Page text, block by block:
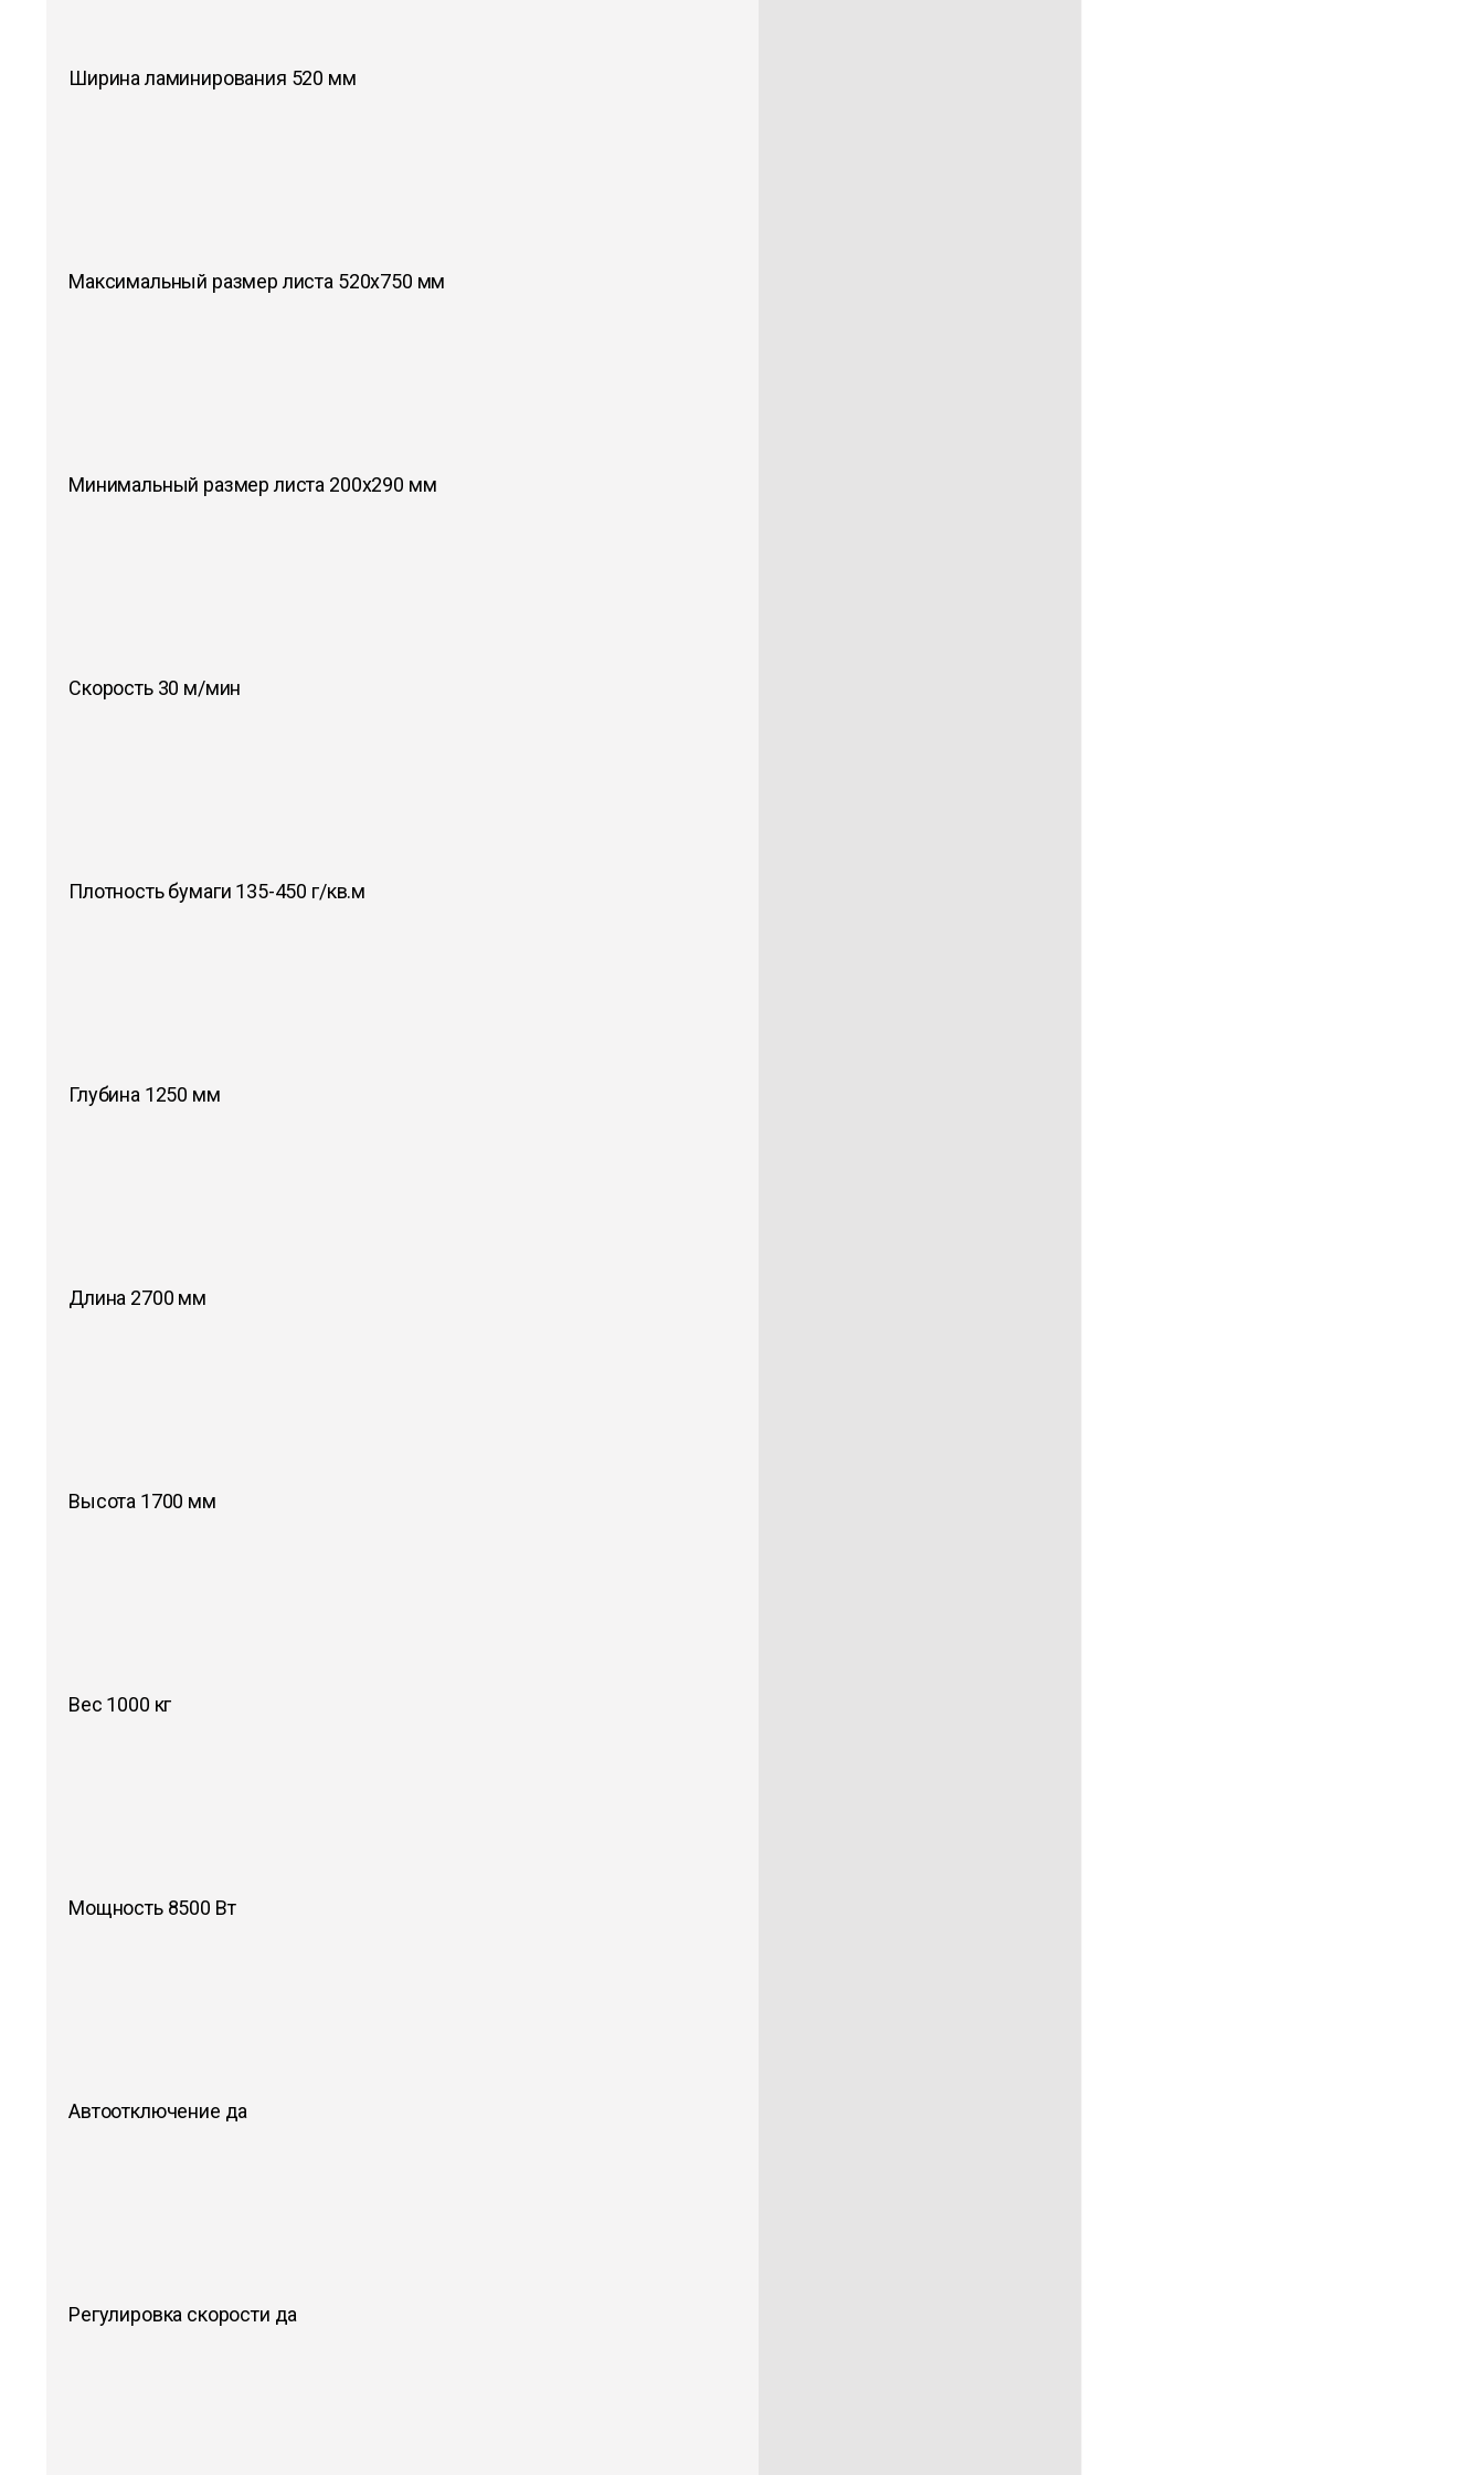
Ширина ламинирования 520 мм
Максимальный размер листа 520x750 мм
Минимальный размер листа 200x290 мм
Скорость 30 м/мин
Плотность бумаги 135-450 г/кв.м
Глубина 1250 мм
Длина 2700 мм
Высота 1700 мм
Вес 1000 кг
Мощность 8500 Вт
Автоотключение да
Регулировка скорости да